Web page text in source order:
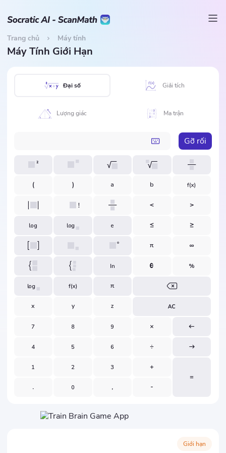
Trang chủ Máy tính
Máy Tính Giới Hạn
Đại số Giải tích
Lượng giác Ma trận
Gỡ rối
Giới hạn